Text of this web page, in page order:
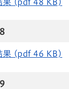
果 (pdf 48 KB)
果 (pdf 46 KB)